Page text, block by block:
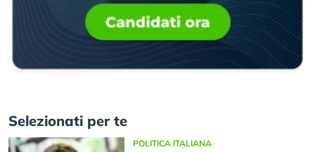
Selezionati per te
POLITICA ITALIANA